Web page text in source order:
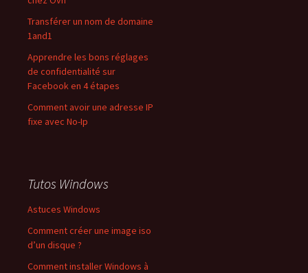
Transférer un nom de domaine
1and1
Apprendre les bons réglages
de confidentialité sur
Facebook en 4 étapes
Comment avoir une adresse IP
fixe avec No-Ip
Tutos Windows
Astuces Windows
Comment créer une image iso
d’un disque ?
Comment installer Windows à